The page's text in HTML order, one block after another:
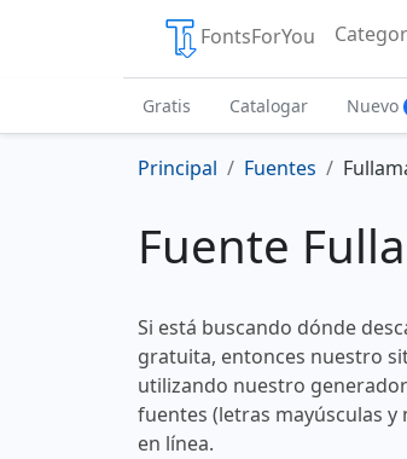
FontsForYou
Gratis Catalogar Nuevo
Principal Fuentes
Fuente
Si está buscando dónde
gratuita, entonces nuestro
utilizando nuestro
fuentes (letras mayúsculas y
en línea.